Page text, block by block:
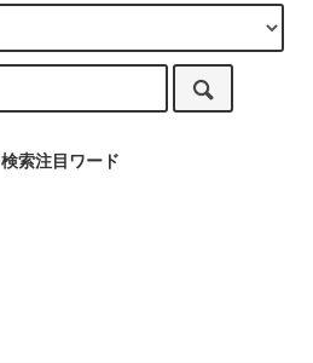
検索注目ワード